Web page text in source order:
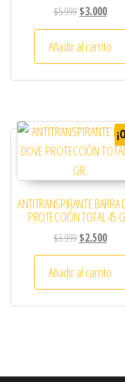
$5.999El precio
$3.000El
Añadir al carrito
ANTITRANSPIRANTE BARRA
PROTECCIÓN TOTAL 45
$3.999El precio
$2.500El
Añadir al carrito